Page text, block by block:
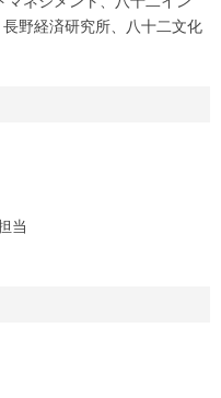
野経済研究所、八十二文化
当